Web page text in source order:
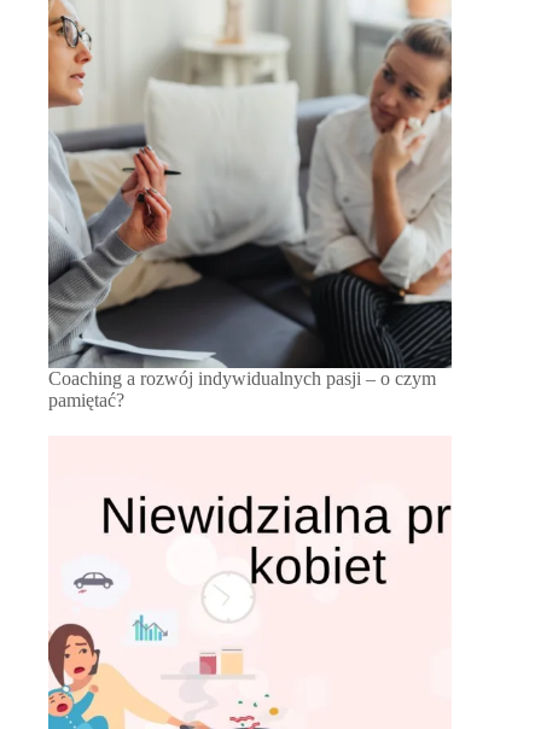
Coaching a rozwój indywidualnych pasji – o czym
pamiętać?